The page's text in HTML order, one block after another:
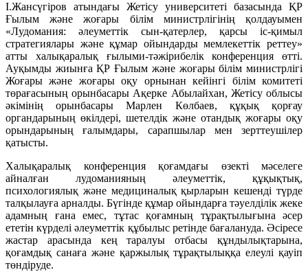
І.Жансүгіров атындағы Жетісу университеті базасында ҚР
Ғылым және жоғары білім министрлігінің қолдауымен
«Лудомания: әлеуметтік сын-қатерлер, қарсы іс-қимыл
стратегиялары және құмар ойындарды мемлекеттік реттеу»
атты халықаралық ғылыми-тәжірибелік конференция өтті.
Ауқымды жиынға ҚР Ғылым және жоғары білім министрлігі
Жоғары және жоғары оқу орнынан кейінгі білім комитеті
төрағасының орынбасары Ақерке Абылайхан, Жетісу облысы
әкімінің орынбасары Марлен Көлбаев, құқық қорғау
органдарының өкілдері, шетелдік және отандық жоғары оқу
орындарының ғалымдары, сарапшылар мен зерттеушілер
қатысты.
Халықаралық конференция қоғамдағы өзекті мәселеге
айналған лудоманияның әлеуметтік, құқықтық,
психологиялық және медициналық қырларын кешенді түрде
талқылауға арналды. Бүгінде құмар ойындарға тәуелділік жеке
адамның ғана емес, тұтас қоғамның тұрақтылығына әсер
ететін күрделі әлеуметтік құбылыс ретінде бағалануда. Әсіресе
жастар арасында кең таралуы отбасы құндылықтарына,
қоғамдық санаға және қаржылық тұрақтылыққа елеулі қауіп
төндіруде.